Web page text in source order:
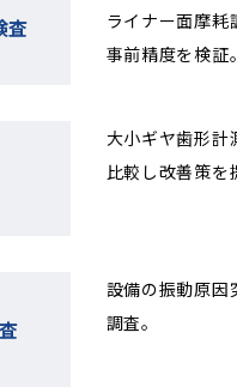
査
ライナー面摩耗
事前精度を検証。
大小ギヤ歯形計
比較し改善策を
設備の振動原因
調査。